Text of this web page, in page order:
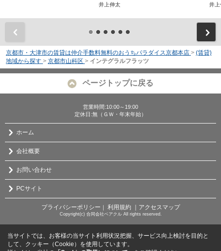
井上伸太 井上
京都市・大津市の賃貸は仲介手数料無料のおうちパラダイス京都本店 > (賃貸)
地域から探す > 京都市山科区 > インテグラルフラッツ
ページトップに戻る
営業時間:10:00～19:00
定休日:無（ＧＷ・年末年始）
ホーム
会社概要
お問い合わせ
PCサイト
プライバシーポリシー ｜ 利用規約 ｜アクセスマップ
Copyright(c) 合同会社ベアクル All rights reserved.
当サイトでは、お客様の当サイト利用状況把握、サービス向上検討を目的と
して、クッキー（Cookie）を使用しています。